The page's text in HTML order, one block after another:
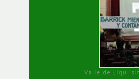
Valle de Elqui